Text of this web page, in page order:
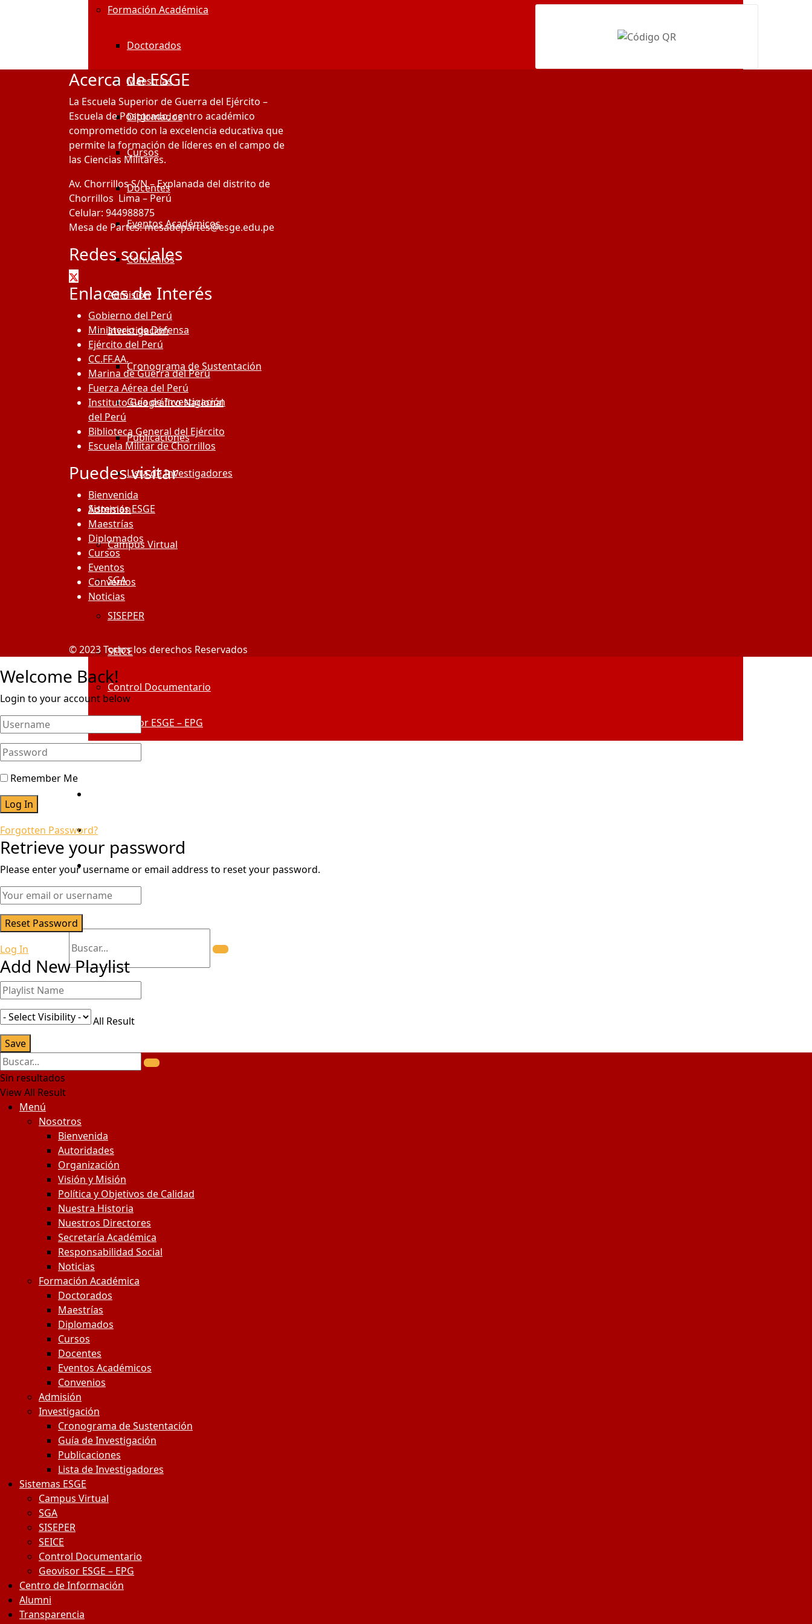
Formación Académica
Doctorados
Maestrías
Diplomados
Cursos
Docentes
Eventos Académicos
Convenios
Admisión
Investigación
Cronograma de Sustentación
Guía de Investigación
Publicaciones
Lista de Investigadores
Sistemas ESGE
Campus Virtual
SGA
SISEPER
SEICE
Control Documentario
Geovisor ESGE – EPG
Centro De Información
Transparencia
Certificaciones
Mesa De Partes
Sin resultados
View All Result
Acerca de ESGE
La Escuela Superior de Guerra del Ejército –
Escuela de Postgrado, centro académico
comprometido con la excelencia educativa que
permite la formación de líderes en el campo de
las Ciencias Militares.
Av. Chorrillos S/N – Explanada del distrito de
Chorrillos Lima – Perú
Celular: 944988875
Mesa de Partes: mesadepartes@esge.edu.pe
Redes sociales
Enlaces de Interés
Gobierno del Perú
Ministerio de Defensa
Ejército del Perú
CC.FF.AA.
Marina de Guerra del Perú
Fuerza Aérea del Perú
Instituto Geográfico Nacional
del Perú
Biblioteca General del Ejército
Escuela Militar de Chorrillos
Puedes visitar
Bienvenida
Admisión
Maestrías
Diplomados
Cursos
Eventos
Convenios
Noticias
© 2023 Todos los derechos Reservados
Welcome Back!
Login to your account below
Remember Me
Forgotten Password?
Retrieve your password
Please enter your username or email address to reset your password.
Log In
Add New Playlist
Sin resultados
View All Result
Menú
Nosotros
Bienvenida
Autoridades
Organización
Visión y Misión
Política y Objetivos de Calidad
Nuestra Historia
Nuestros Directores
Secretaría Académica
Responsabilidad Social
Noticias
Formación Académica
Doctorados
Maestrías
Diplomados
Cursos
Docentes
Eventos Académicos
Convenios
Admisión
Investigación
Cronograma de Sustentación
Guía de Investigación
Publicaciones
Lista de Investigadores
Sistemas ESGE
Campus Virtual
SGA
SISEPER
SEICE
Control Documentario
Geovisor ESGE – EPG
Centro de Información
Alumni
Transparencia